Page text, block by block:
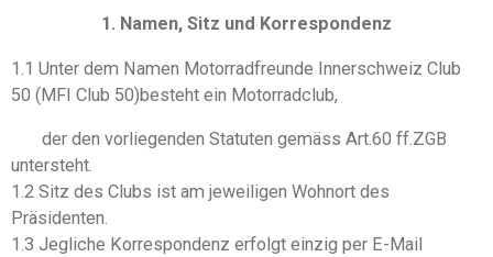
1. Namen, Sitz und Korrespondenz
1.1 Unter dem Namen Motorradfreunde Innerschweiz Club
50 (MFI Club 50)besteht ein Motorradclub,
der den vorliegenden Statuten gemäss Art.60 ff.ZGB
untersteht.
1.2 Sitz des Clubs ist am jeweiligen Wohnort des
Präsidenten.
1.3 Jegliche Korrespondenz erfolgt einzig per E-Mail